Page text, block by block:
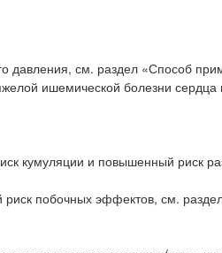
давления, см. раздел «Способ
ишемической болезни
кумуляции и повышенный риск
побочных эффектов, см.